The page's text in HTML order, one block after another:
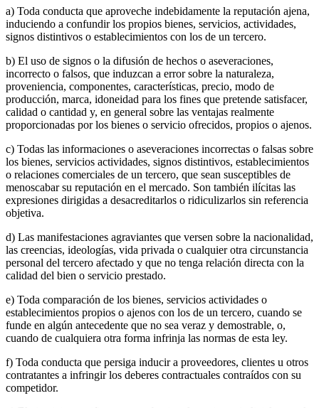
a) Toda conducta que aproveche indebidamente la reputación ajena,
induciendo a confundir los propios bienes, servicios, actividades,
signos distintivos o establecimientos con los de un tercero.
b) El uso de signos o la difusión de hechos o aseveraciones,
incorrecto o falsos, que induzcan a error sobre la naturaleza,
proveniencia, componentes, características, precio, modo de
producción, marca, idoneidad para los fines que pretende satisfacer,
calidad o cantidad y, en general sobre las ventajas realmente
proporcionadas por los bienes o servicio ofrecidos, propios o ajenos.
c) Todas las informaciones o aseveraciones incorrectas o falsas sobre
los bienes, servicios actividades, signos distintivos, establecimientos
o relaciones comerciales de un tercero, que sean susceptibles de
menoscabar su reputación en el mercado. Son también ilícitas las
expresiones dirigidas a desacreditarlos o ridiculizarlos sin referencia
objetiva.
d) Las manifestaciones agraviantes que versen sobre la nacionalidad,
las creencias, ideologías, vida privada o cualquier otra circunstancia
personal del tercero afectado y que no tenga relación directa con la
calidad del bien o servicio prestado.
e) Toda comparación de los bienes, servicios actividades o
establecimientos propios o ajenos con los de un tercero, cuando se
funde en algún antecedente que no sea veraz y demostrable, o,
cuando de cualquiera otra forma infrinja las normas de esta ley.
f) Toda conducta que persiga inducir a proveedores, clientes u otros
contratantes a infringir los deberes contractuales contraídos con su
competidor.